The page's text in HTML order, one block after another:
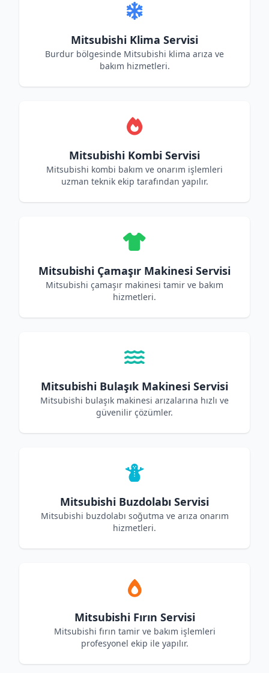
Mitsubishi Klima Servisi
Burdur bölgesinde Mitsubishi klima arıza ve
bakım hizmetleri.
Mitsubishi Kombi Servisi
Mitsubishi kombi bakım ve onarım işlemleri
uzman teknik ekip tarafından yapılır.
Mitsubishi Çamaşır Makinesi Servisi
Mitsubishi çamaşır makinesi tamir ve bakım
hizmetleri.
Mitsubishi Bulaşık Makinesi Servisi
Mitsubishi bulaşık makinesi arızalarına hızlı ve
güvenilir çözümler.
Mitsubishi Buzdolabı Servisi
Mitsubishi buzdolabı soğutma ve arıza onarım
hizmetleri.
Mitsubishi Fırın Servisi
Mitsubishi fırın tamir ve bakım işlemleri
profesyonel ekip ile yapılır.